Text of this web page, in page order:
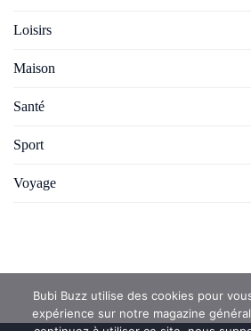
Loisirs
Maison
Santé
Sport
Voyage
Bubi Buzz utilise des cookies pour
expérience sur notre magazine